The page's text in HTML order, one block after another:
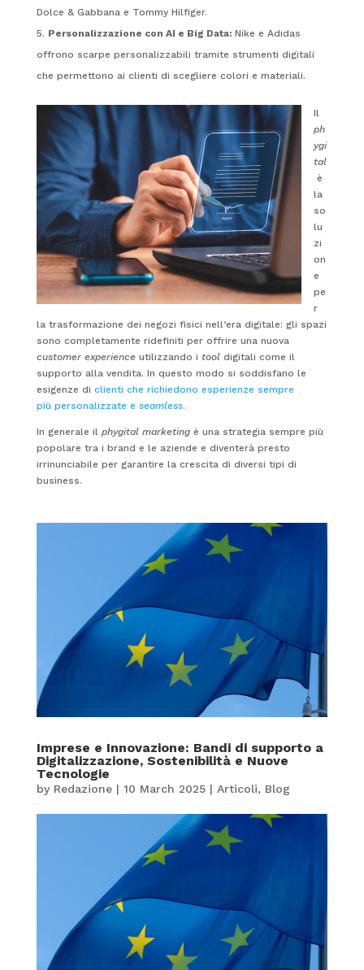
Dolce & Gabbana e Tommy Hilfiger.
Personalizzazione con AI e Big Data: Nike e Adidas
offrono scarpe personalizzabili tramite strumenti digitali
che permettono ai clienti di scegliere colori e materiali.
Il
ph
ygi
tal
è
la
so
lu
zi
on
e
pe
r
la trasformazione dei negozi fisici nell’era digitale: gli spazi
sono completamente ridefiniti per offrire una nuova
customer experienceutilizzando i tooldigitali come il
supporto alla vendita. In questo modo si soddisfano le
esigenze di clienti che richiedono esperienze sempre
più personalizzate e seamless.
In generale il phygital marketingè una strategia sempre più
popolare tra i brand e le aziende e diventerà presto
irrinunciabile per garantire la crescita di diversi tipi di
business.
Imprese e Innovazione: Bandi di supporto a
Digitalizzazione, Sostenibilità e Nuove
Tecnologie
by Redazione| 10 March 2025| Articoli, Blog